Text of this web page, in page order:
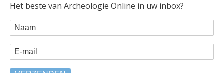
Het beste van Archeologie Online in uw inbox?
WEBFORM
Naam
E-mail